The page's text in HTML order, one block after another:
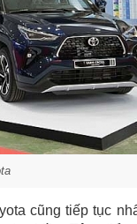
cũng tiếp tục